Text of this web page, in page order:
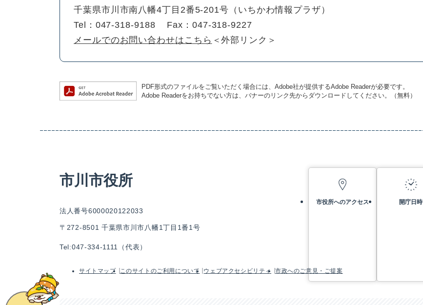
千葉県市川市南八幡4丁目2番5-201号（いちかわ情報プラザ）
Tel：047-318-9188
Fax：047-318-9227
メールでのお問い合わせはこちら ＜外部リンク＞
PDF形式のファイルをご覧いただく場合には、Adobe社が提供するAdobe Readerが必要です。
Adobe Readerをお持ちでない方は、バナーのリンク先からダウンロードしてください。（無料）
市川市役所
法人番号6000020122033
〒272-8501 千葉県市川市八幡1丁目1番1号
Tel:047-334-1111（代表）
市役所へのアクセス 開庁日時
サイトマップ このサイトのご利用について ウェブアクセシビリティ 市政へのご意見・ご提案